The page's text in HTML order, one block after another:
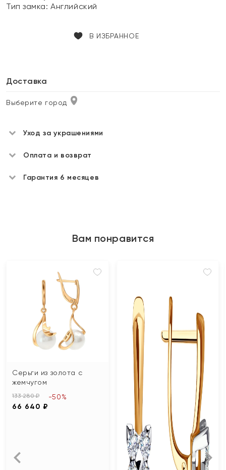
Тип замка:Английский
В ИЗБРАННОЕ
Доставка
Выберите город
Уход за украшениями
Оплата и возврат
Гарантия 6 месяцев
Вам понравится
Серьги из золота с
жемчугом
133 280 ₽
66 640 ₽
-50%